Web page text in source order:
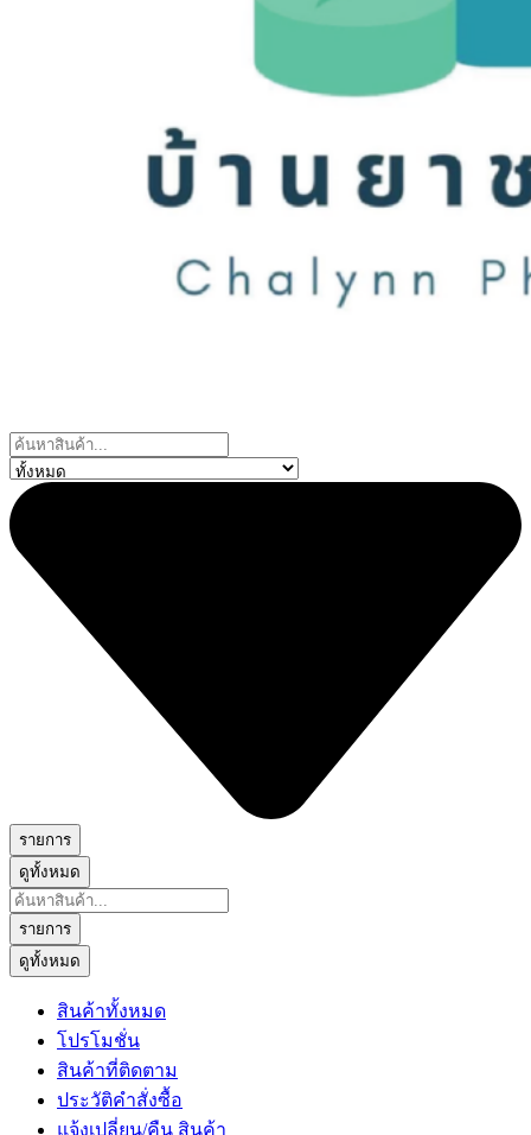
Search
...
รายการ
ดูทั้งหมด
Search
...
รายการ
ดูทั้งหมด
สินค้าทั้งหมด
โปรโมชั่น
สินค้าที่ติดตาม
ประวัติคำสั่งซื้อ
แจ้งเปลี่ยน/คืน สินค้า